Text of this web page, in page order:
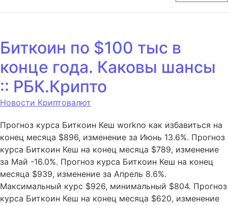
Биткоин по $100 тыс в
конце года. Каковы шансы
:: РБК.Крипто
Новости Криптовалют
Прогноз курса Биткоин Кеш workno как избавиться на
конец месяца $896, изменение за Июнь 13.6%. Прогноз
курса Биткоин Кеш на конец месяца $789, изменение
за Май -16.0%. Прогноз курса Биткоин Кеш на конец
месяца $939, изменение за Апрель 8.6%.
Максимальный курс $926, минимальный $804. Прогноз
курса Биткоин Кеш на конец месяца $620, изменение